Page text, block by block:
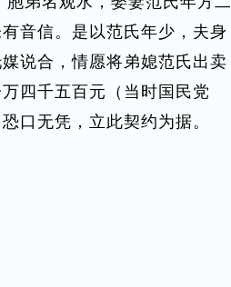
音信。是以范氏年少，夫身
说合，情愿将弟媳范氏出卖
四千五百元（当时国民党
口无凭，立此契约为据。